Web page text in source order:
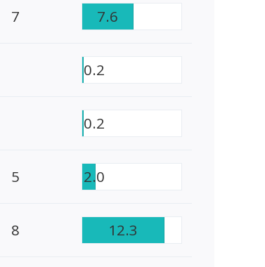
7 7.6
0.2
0.2
5 2.0
8 12.3